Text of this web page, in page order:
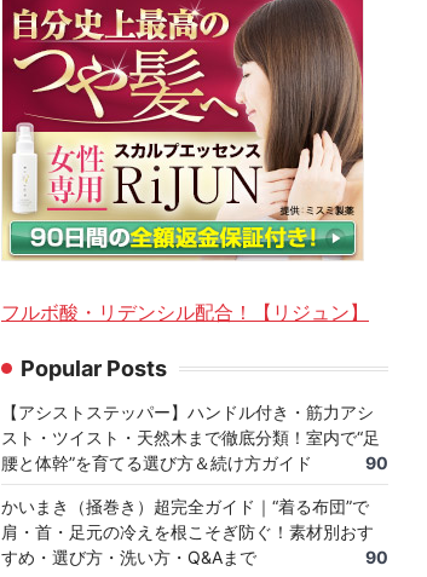
フルボ酸・リデンシル配合！【リジュン】
Popular Posts
【アシストステッパー】ハンドル付き・筋力アシ
スト・ツイスト・天然木まで徹底分類！室内で“足
腰と体幹”を育てる選び方＆続け方ガイド
90
かいまき（掻巻き）超完全ガイド｜“着る布団”で
肩・首・足元の冷えを根こそぎ防ぐ！素材別おす
すめ・選び方・洗い方・Q&Aまで
90